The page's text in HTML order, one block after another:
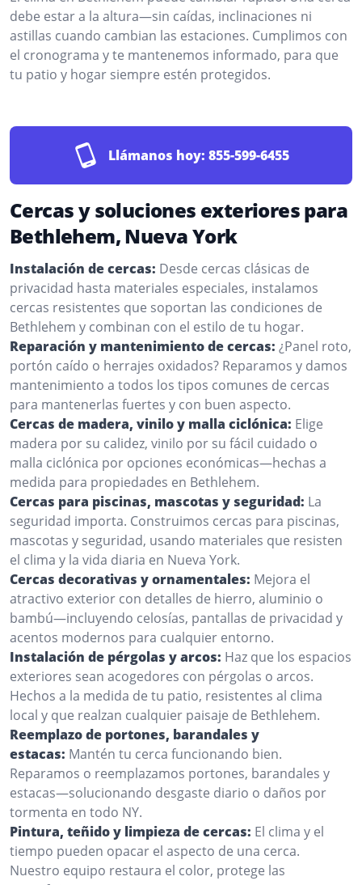
debe estar a la altura—sin caídas, inclinaciones ni
astillas cuando cambian las estaciones. Cumplimos con
el cronograma y te mantenemos informado, para que
tu patio y hogar siempre estén protegidos.
Llámanos hoy: 855-599-6455
Cercas y soluciones exteriores para
Bethlehem, Nueva York
Instalación de cercas: Desde cercas clásicas de
privacidad hasta materiales especiales, instalamos
cercas resistentes que soportan las condiciones de
Bethlehem y combinan con el estilo de tu hogar.
Reparación y mantenimiento de cercas: ¿Panel roto,
portón caído o herrajes oxidados? Reparamos y damos
mantenimiento a todos los tipos comunes de cercas
para mantenerlas fuertes y con buen aspecto.
Cercas de madera, vinilo y malla ciclónica: Elige
madera por su calidez, vinilo por su fácil cuidado o
malla ciclónica por opciones económicas—hechas a
medida para propiedades en Bethlehem.
Cercas para piscinas, mascotas y seguridad: La
seguridad importa. Construimos cercas para piscinas,
mascotas y seguridad, usando materiales que resisten
el clima y la vida diaria en Nueva York.
Cercas decorativas y ornamentales: Mejora el
atractivo exterior con detalles de hierro, aluminio o
bambú—incluyendo celosías, pantallas de privacidad y
acentos modernos para cualquier entorno.
Instalación de pérgolas y arcos: Haz que los espacios
exteriores sean acogedores con pérgolas o arcos.
Hechos a la medida de tu patio, resistentes al clima
local y que realzan cualquier paisaje de Bethlehem.
Reemplazo de portones, barandales y
estacas: Mantén tu cerca funcionando bien.
Reparamos o reemplazamos portones, barandales y
estacas—solucionando desgaste diario o daños por
tormenta en todo NY.
Pintura, teñido y limpieza de cercas: El clima y el
tiempo pueden opacar el aspecto de una cerca.
Nuestro equipo restaura el color, protege las